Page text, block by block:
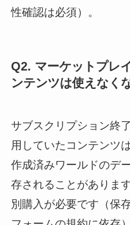
性確認は必須）。
Q2. マーケットプレ
ンテンツは使えなく
サブスクリプション終
用していたコンテンツ
作成済みワールドのデ
存されることがありま
別購入が必要です（保